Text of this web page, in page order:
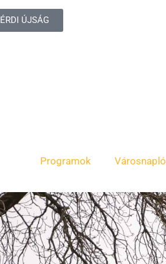
ÉRDI ÚJSÁG
Programok Városnapló